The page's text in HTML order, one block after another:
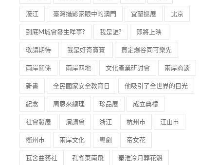
濠江 臺灣攝影家眼中的澳門 宜蘭巡展 北京
到底M城會發生咩事? 我是誰? 即將上映
敬請期待 我是好奇寶寶 買定爆谷同可樂先
兩岸關係 兩岸四地 文化產業研討會 兩岸商談
新書 全民國家安全教育日 他吸引了全世界的目光
紀念 周恩來總理 珍品展 成立典禮
社會發展 演講會 浙江 杭州市 江山市
衢州市 兩岸文化 粵劇 帝女花
瓦舍曲藝社 孔雀東南飛 秦淮冷月葬花魁